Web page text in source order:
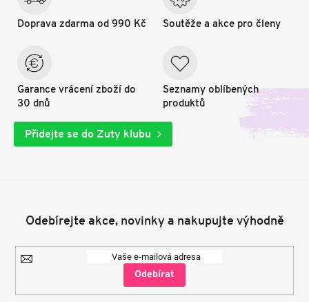
Doprava zdarma od 990 Kč
Garance vrácení zboží do
30 dnů
Soutěže a akce pro členy
Seznamy oblíbených
produktů
Přidejte se do Zuty klubu
Odebírejte akce, novinky a nakupujte výhodně
se